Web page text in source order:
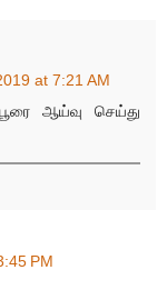
at 7:21 AM
ஆய்வு செய்து
PM